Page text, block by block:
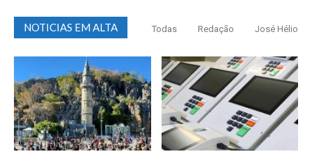
NOTICIAS EM ALTA Todas Redação José Hélio